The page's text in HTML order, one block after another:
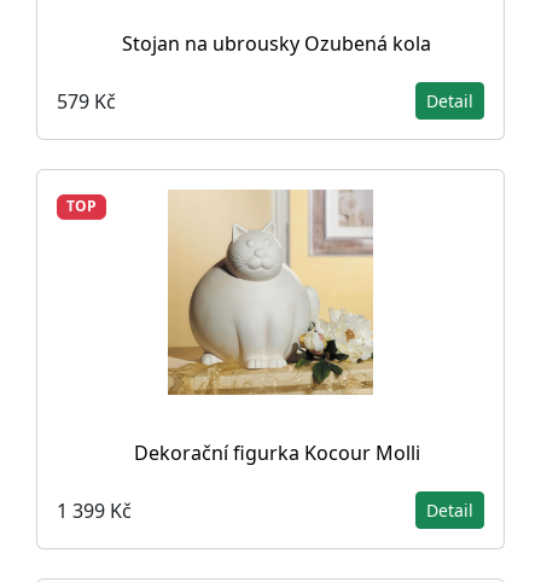
Stojan na ubrousky Ozubená kola
579 Kč Detail
TOP
Dekorační figurka Kocour Molli
1 399 Kč Detail